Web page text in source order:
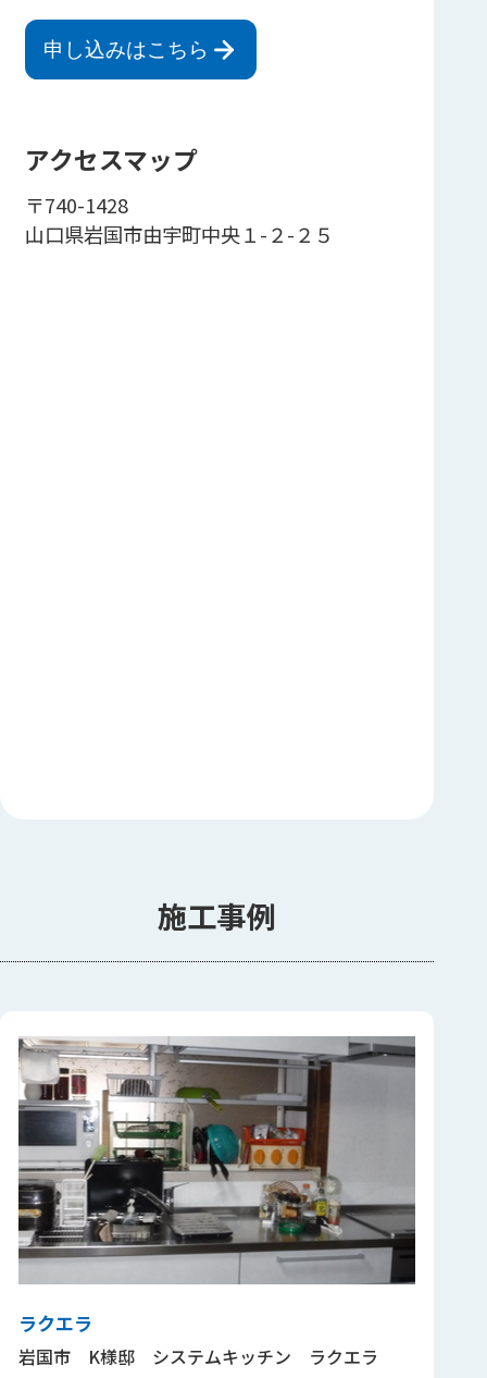
申し込みはこちら
アクセスマップ
〒740-1428
山口県岩国市由宇町中央１-２-２５
施工事例
ラクエラ
岩国市 K様邸 システムキッチン ラクエラ